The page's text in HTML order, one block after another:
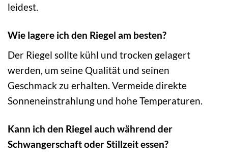
leidest.
Wie lagere ich den Riegel am besten?
Der Riegel sollte kühl und trocken gelagert
werden, um seine Qualität und seinen
Geschmack zu erhalten. Vermeide direkte
Sonneneinstrahlung und hohe Temperaturen.
Kann ich den Riegel auch während der
Schwangerschaft oder Stillzeit essen?